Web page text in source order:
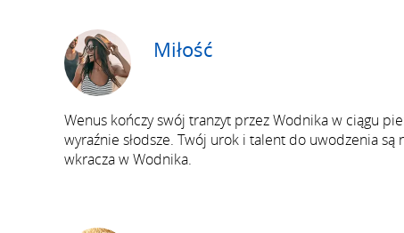
Miłość
Wenus kończy swój tranzyt przez Wodnika w ciągu
wyraźnie słodsze. Twój urok i talent do uwodzenia
wkracza w Wodnika.